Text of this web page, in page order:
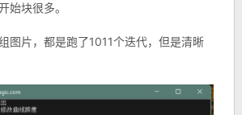
始块很多。
图片，都是跑了1011个迭代，但是清晰